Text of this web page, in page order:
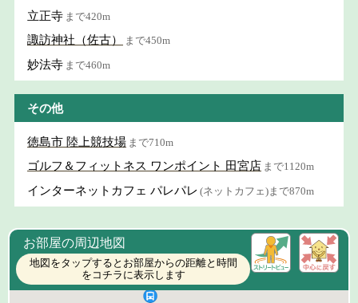
立正寺 まで420m
諏訪神社（佐古） まで450m
妙法寺 まで460m
その他
徳島市 陸上競技場 まで710m
ゴルフ＆フィットネス ワンポイント 田宮店 まで1120m
インターネットカフェ パレパレ (ネットカフェ)まで870m
お部屋の周辺地図
地図をタップするとお部屋からの距離と時間
をコチラに表示します